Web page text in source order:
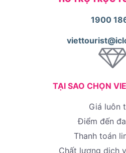
1900
TẠI SAO CHỌN
Giá luôn
Điểm đến
Thanh toán
Chất lượng dịch